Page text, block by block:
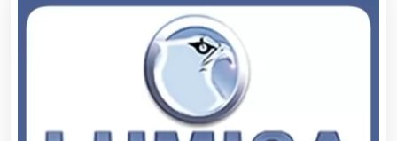
Artes Gráficas